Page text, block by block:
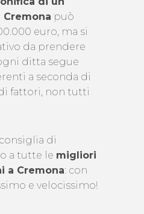
può
euro, ma si
da prendere
ditta segue
a seconda di
fattori, non tutti
di
a tutte le migliori
a Cremona: con
e velocissimo!